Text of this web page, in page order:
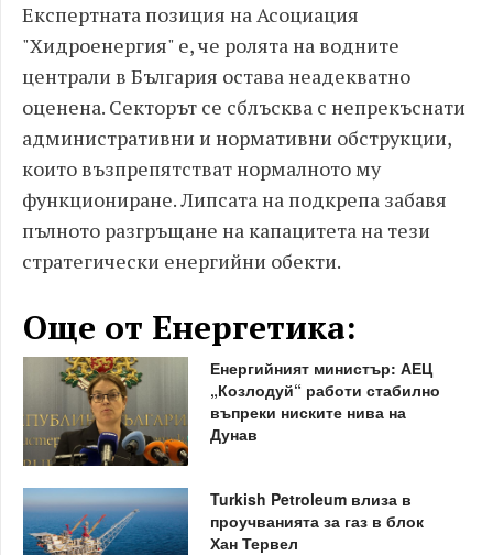
Експертната позиция на Асоциация
"Хидроенергия" е, че ролята на водните
централи в България остава неадекватно
оценена. Секторът се сблъсква с непрекъснати
административни и нормативни обструкции,
които възпрепятстват нормалното му
функциониране. Липсата на подкрепа забавя
пълното разгръщане на капацитета на тези
стратегически енергийни обекти.
Още от Енергетика:
Енергийният министър: АЕЦ
„Козлодуй“ работи стабилно
въпреки ниските нива на
Дунав
Turkish Petroleum влиза в
проучванията за газ в блок
Хан Тервел